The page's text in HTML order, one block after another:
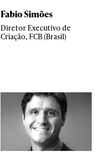
Fabio Simões
Diretor Executivo de
Criação, FCB (Brasil)